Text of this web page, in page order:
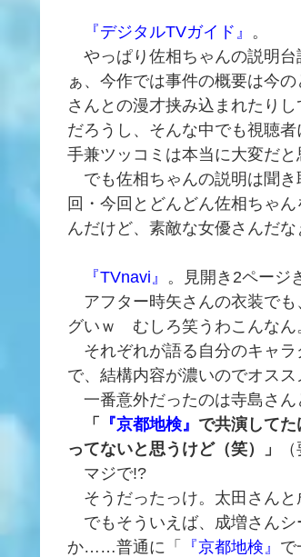
『デジタルTVガイド』 。
やっぱり佐相ちゃんの説明台
ぁ、今作では事件の概要は今
さんとの漫才挟み込まれたり
だろうし、そんな中でも視聴
手兼ツッコミは本当に大変だと
でも佐相ちゃんの説明は聞き
回・今回とどんどん佐相ちゃ
んだけど、素敵な女優さんだな
『TVnavi』 。見開き2ページ
アフター時矢さんの衣装でも
グいｗ むしろ笑うわこんな
それぞれが語る自分のキャラ
で、結構内容が濃いのでオスス
一番意外だったのは寺島さん
「
『京都地検』 で共演してた
ってないと思うけど（笑）」
マジで!?
そうだったっけ。太田さん
でもそういえば、成増さんシ
か……普通に「
『京都地検』 で